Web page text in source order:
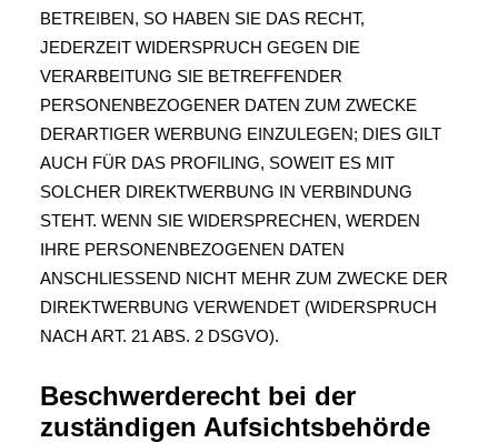
BETREIBEN, SO HABEN SIE DAS RECHT,
JEDERZEIT WIDERSPRUCH GEGEN DIE
VERARBEITUNG SIE BETREFFENDER
PERSONENBEZOGENER DATEN ZUM ZWECKE
DERARTIGER WERBUNG EINZULEGEN; DIES GILT
AUCH FÜR DAS PROFILING, SOWEIT ES MIT
SOLCHER DIREKTWERBUNG IN VERBINDUNG
STEHT. WENN SIE WIDERSPRECHEN, WERDEN
IHRE PERSONENBEZOGENEN DATEN
ANSCHLIESSEND NICHT MEHR ZUM ZWECKE DER
DIREKTWERBUNG VERWENDET (WIDERSPRUCH
NACH ART. 21 ABS. 2 DSGVO).
Beschwerde­recht bei der
zuständigen Aufsichts­behörde